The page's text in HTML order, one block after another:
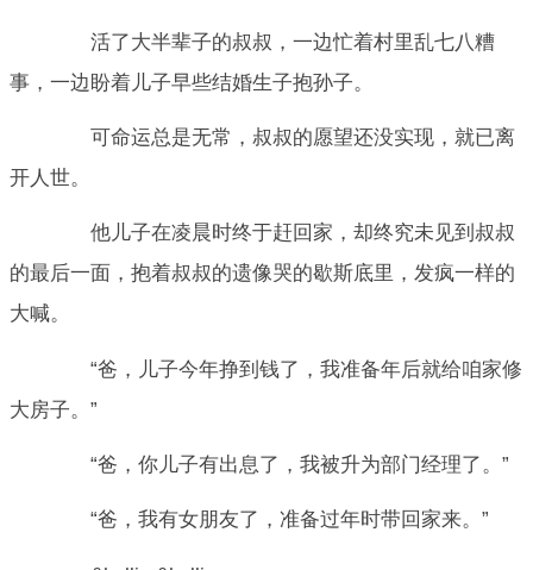
活了大半辈子的叔叔，一边忙着村里乱七八糟
事，一边盼着儿子早些结婚生子抱孙子。
可命运总是无常，叔叔的愿望还没实现，就已离
开人世。
他儿子在凌晨时终于赶回家，却终究未见到叔叔
的最后一面，抱着叔叔的遗像哭的歇斯底里，发疯一样的
大喊。
“爸，儿子今年挣到钱了，我准备年后就给咱家修
大房子。”
“爸，你儿子有出息了，我被升为部门经理了。”
“爸，我有女朋友了，准备过年时带回家来。”